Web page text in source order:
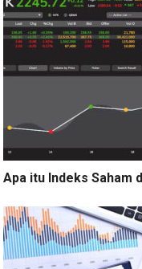
Apa itu Indeks Saham